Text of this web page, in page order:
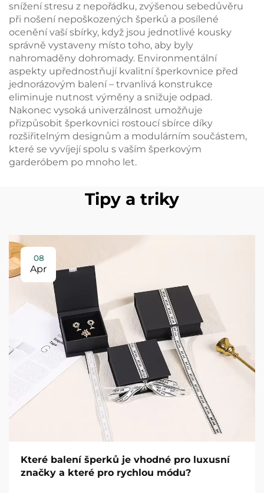
snížení stresu z nepořádku, zvýšenou sebedůvěru
při nošení nepoškozených šperků a posílené
ocenění vaší sbírky, když jsou jednotlivé kousky
správně vystaveny místo toho, aby byly
nahromaděny dohromady. Environmentální
aspekty upřednostňují kvalitní šperkovnice před
jednorázovým balení – trvanlivá konstrukce
eliminuje nutnost výměny a snižuje odpad.
Nakonec vysoká univerzálnost umožňuje
přizpůsobit šperkovnici rostoucí sbírce díky
rozšiřitelným designům a modulárním součástem,
které se vyvíjejí spolu s vaším šperkovým
garderóbem po mnoho let.
Tipy a triky
08
Apr
Které balení šperků je vhodné pro luxusní
značky a které pro rychlou módu?